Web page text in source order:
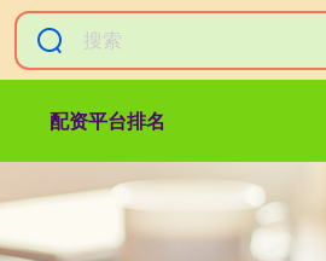
配资平台排名